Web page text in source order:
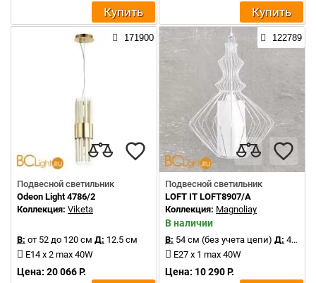
Купить Купить
171900
Подвесной светильник
Odeon Light 4786/2
Коллекция: Viketa
В: от 52 до 120 см Д: 12.5 см
E14 x 2 max 40W
Цена: 20 066 Р.
122789
Подвесной светильник
LOFT IT LOFT8907/A
Коллекция: Magnoliay
В наличии
В: 54 см (без учета цепи) Д: 46 см
E27 x 1 max 40W
Цена: 10 290 Р.